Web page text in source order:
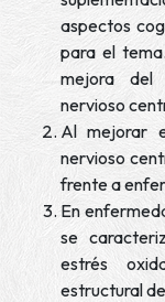
aspectos
para el
mejora del
nervioso
Al mejorar
nervioso
frente a
En
se
estrés
estructural